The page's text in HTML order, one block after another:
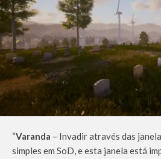
“Varanda – Invadir através das
simples em SoD, e esta janela está